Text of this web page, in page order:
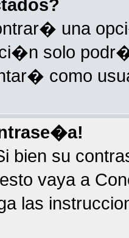
una
solo
como
bien su
vaya a
las